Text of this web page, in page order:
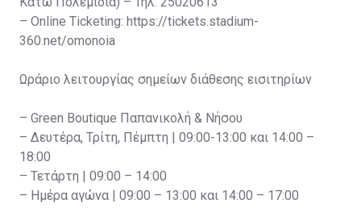
– Online Ticketing: https://tickets.stadium-
360.net/omonoia
Ωράριο λειτουργίας σημείων διάθεσης εισιτηρίων
– Green Boutique Παπανικολή & Νήσου
– Δευτέρα, Τρίτη, Πέμπτη | 09:00-13:00 και 14:00 –
18:00
– Τετάρτη | 09:00 – 14:00
– Ημέρα αγώνα | 09:00 – 13:00 και 14:00 – 17:00